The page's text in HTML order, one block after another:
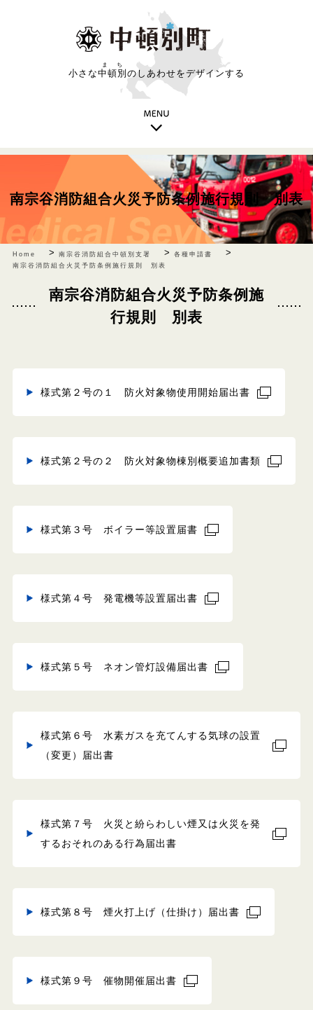
小さな中頓別
まち
のしあわせをデザインする
南宗谷消防組合火災予防条例施行規則 別表
Home > 南宗谷消防組合中頓別支署 > 各種申請書 >
南宗谷消防組合火災予防条例施行規則 別表
南宗谷消防組合火災予防条例施
行規則 別表
様式第２号の１ 防火対象物使用開始届出書
様式第２号の２ 防火対象物棟別概要追加書類
様式第３号 ボイラー等設置届書
様式第４号 発電機等設置届出書
様式第５号 ネオン管灯設備届出書
様式第６号 水素ガスを充てんする気球の設置
（変更）届出書
様式第７号 火災と紛らわしい煙又は火災を発
するおそれのある行為届出書
様式第８号 煙火打上げ（仕掛け）届出書
様式第９号 催物開催届出書